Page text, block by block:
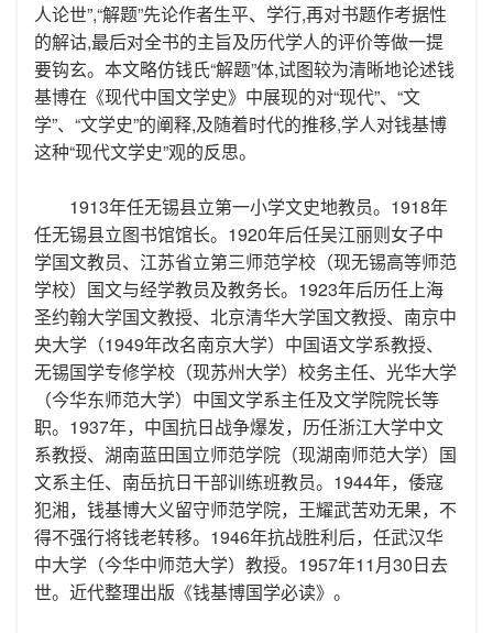
人论世”,“解题”先论作者生平、学行,再对书题作考据性
的解诂,最后对全书的主旨及历代学人的评价等做一提
要钩玄。本文略仿钱氏“解题”体,试图较为清晰地论述钱
基博在《现代中国文学史》中展现的对“现代”、“文
学”、“文学史”的阐释,及随着时代的推移,学人对钱基博
这种“现代文学史”观的反思。
1913年任无锡县立第一小学文史地教员。1918年
任无锡县立图书馆馆长。1920年后任吴江丽则女子中
学国文教员、江苏省立第三师范学校（现无锡高等师范
学校）国文与经学教员及教务长。1923年后历任上海
圣约翰大学国文教授、北京清华大学国文教授、南京中
央大学（1949年改名南京大学）中国语文学系教授、
无锡国学专修学校（现苏州大学）校务主任、光华大学
（今华东师范大学）中国文学系主任及文学院院长等
职。1937年，中国抗日战争爆发，历任浙江大学中文
系教授、湖南蓝田国立师范学院（现湖南师范大学）国
文系主任、南岳抗日干部训练班教员。1944年，倭寇
犯湘，钱基博大义留守师范学院，王耀武苦劝无果，不
得不强行将钱老转移。1946年抗战胜利后，任武汉华
中大学（今华中师范大学）教授。1957年11月30日去
世。近代整理出版《钱基博国学必读》。